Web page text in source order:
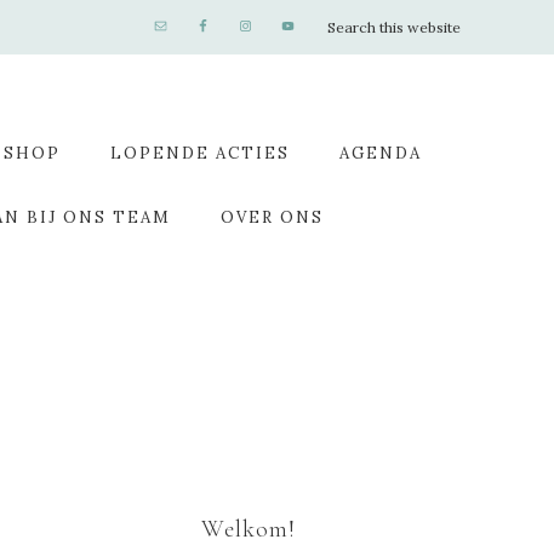
SHOP LOPENDE ACTIES AGENDA
BIJ ONS TEAM OVER ONS
Welkom!